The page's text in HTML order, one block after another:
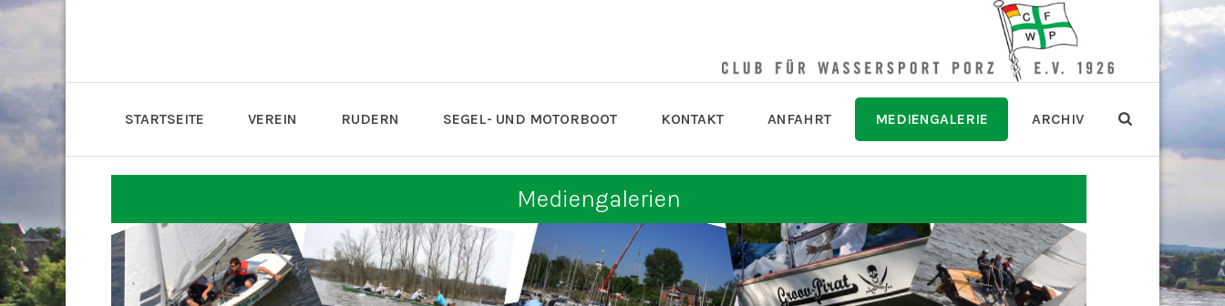
STARTSEITE VEREIN RUDERN SEGEL- UND MOTORBOOT KONTAKT ANFAHRT MEDIENGALERIE ARCHIV
Mediengalerien